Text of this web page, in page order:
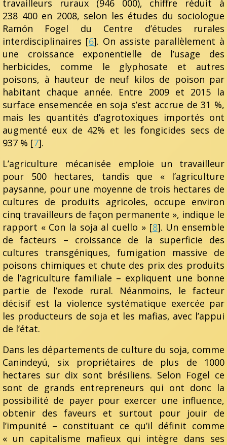
travailleurs ruraux (946 000), chiffre réduit à
238 400 en 2008, selon les études du sociologue
Ramón Fogel du Centre d’études rurales
interdisciplinaires [6]. On assiste parallèlement à
une croissance exponentielle de l’usage des
herbicides, comme le glyphosate et autres
poisons, à hauteur de neuf kilos de poison par
habitant chaque année. Entre 2009 et 2015 la
surface ensemencée en soja s’est accrue de 31 %,
mais les quantités d’agrotoxiques importés ont
augmenté eux de 42% et les fongicides secs de
937 % [7].
L’agriculture mécanisée emploie un travailleur
pour 500 hectares, tandis que « l’agriculture
paysanne, pour une moyenne de trois hectares de
cultures de produits agricoles, occupe environ
cinq travailleurs de façon permanente », indique le
rapport « Con la soja al cuello » [8]. Un ensemble
de facteurs – croissance de la superficie des
cultures transgéniques, fumigation massive de
poisons chimiques et chute des prix des produits
de l’agriculture familiale – expliquent une bonne
partie de l’exode rural. Néanmoins, le facteur
décisif est la violence systématique exercée par
les producteurs de soja et les mafias, avec l’appui
de l’état.
Dans les départements de culture du soja, comme
Canindeyú, six propriétaires de plus de 1000
hectares sur dix sont brésiliens. Selon Fogel ce
sont de grands entrepreneurs qui ont donc la
possibilité de payer pour exercer une influence,
obtenir des faveurs et surtout pour jouir de
l’impunité – constituant ce qu’il définit comme
« un capitalisme mafieux qui intègre dans ses